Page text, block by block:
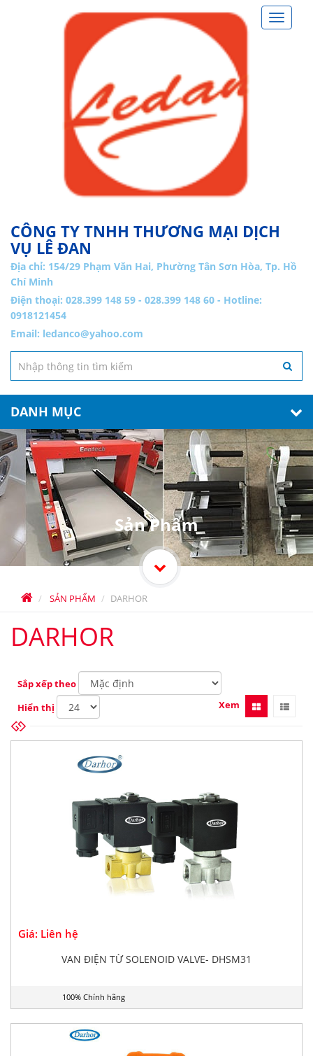
Toggle
CÔNG TY TNHH THƯƠNG MẠI DỊCH
VỤ LÊ ĐAN
Địa chỉ: 154/29 Phạm Văn Hai, Phường Tân Sơn Hòa, Tp. Hồ
Chí Minh
Điện thoại: 028.399 148 59 - 028.399 148 60 - Hotline:
0918121454
Email: ledanco@yahoo.com
DANH MỤC
SẢN PHẨM DARHOR
Sản Phẩm
DARHOR
Sắp xếp theo
Hiển thị
Xem
Giá: Liên hệ
VAN ĐIỆN TỪ SOLENOID VALVE- DHSM31
100% Chính hãng